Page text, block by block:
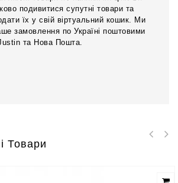
подивитися супутні товари та
їх у свій віртуальний кошик. Ми
замовлення по Україні поштовими
та Нова Пошта.
Товари